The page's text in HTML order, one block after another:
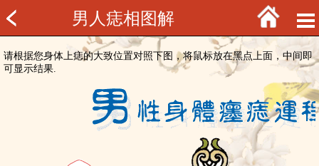
男人痣相图解
请根据您身体上痣的大致位置对照下图，将鼠标放在黑点上面，中间即
可显示结果.